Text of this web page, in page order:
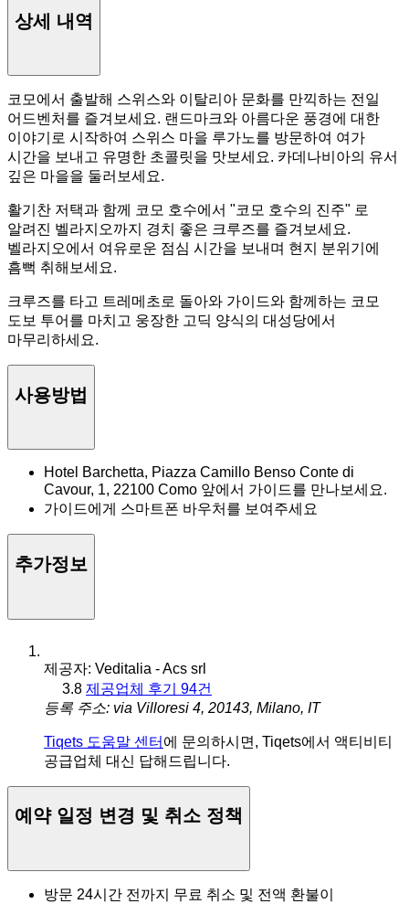
상세 내역
코모에서 출발해 스위스와 이탈리아 문화를 만끽하는 전일
어드벤처를 즐겨보세요. 랜드마크와 아름다운 풍경에 대한
이야기로 시작하여 스위스 마을 루가노를 방문하여 여가
시간을 보내고 유명한 초콜릿을 맛보세요. 카데나비아의 유서
깊은 마을을 둘러보세요.
활기찬 저택과 함께 코모 호수에서 "코모 호수의 진주" 로
알려진 벨라지오까지 경치 좋은 크루즈를 즐겨보세요.
벨라지오에서 여유로운 점심 시간을 보내며 현지 분위기에
흠뻑 취해보세요.
크루즈를 타고 트레메초로 돌아와 가이드와 함께하는 코모
도보 투어를 마치고 웅장한 고딕 양식의 대성당에서
마무리하세요.
사용방법
Hotel Barchetta, Piazza Camillo Benso Conte di
Cavour, 1, 22100 Como 앞에서 가이드를 만나보세요.
가이드에게 스마트폰 바우처를 보여주세요
추가정보
제공자: Veditalia - Acs srl
3.8 제공업체 후기 94건
등록 주소: via Villoresi 4, 20143, Milano, IT
Tiqets 도움말 센터 에 문의하시면, Tiqets에서 액티비티
공급업체 대신 답해드립니다.
예약 일정 변경 및 취소 정책
방문 24시간 전까지 무료 취소 및 전액 환불이